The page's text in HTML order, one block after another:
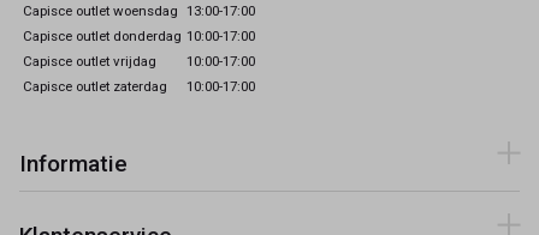
Capisce outlet woensdag 13:00-17:00
Capisce outlet donderdag 10:00-17:00
Capisce outlet vrijdag
10:00-17:00
Capisce outlet zaterdag
10:00-17:00
Informatie